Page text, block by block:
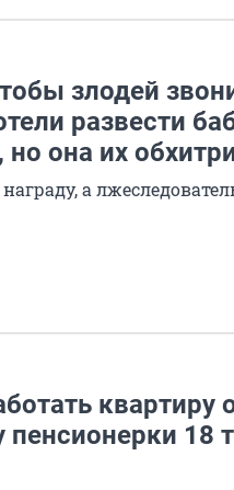
злодей
развести
она их
а
квартиру
пенсионерки 18